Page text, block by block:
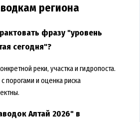
региона
фразу "уровень
сегодня"?
реки, участка и гидропоста.
порогами и оценка риска
Алтай 2026" в